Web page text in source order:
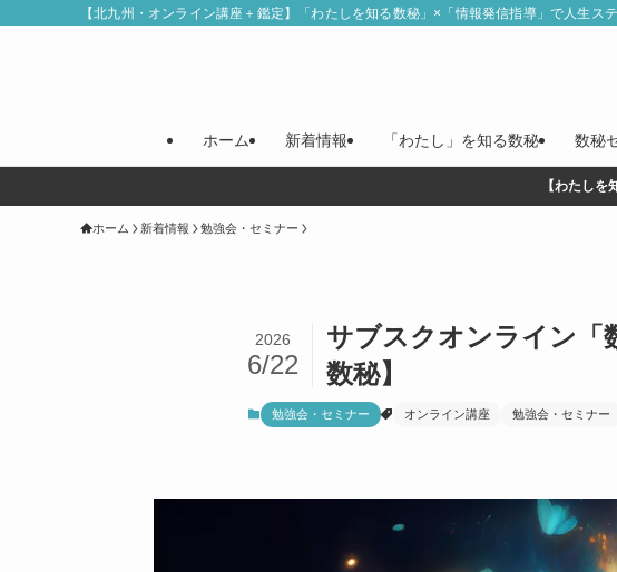
【北九州・オンライン講座＋鑑定】「わたしを知る数秘」×「情報発信指導」で人生ス
ホーム 新着情報 「わたし」を知る数秘 数秘
【わたし
ホーム 新着情報 勉強会・セミナー
サブスクオンライン「
数秘】
2026
6/22
勉強会・セミナー オンライン講座 勉強会・セミナー